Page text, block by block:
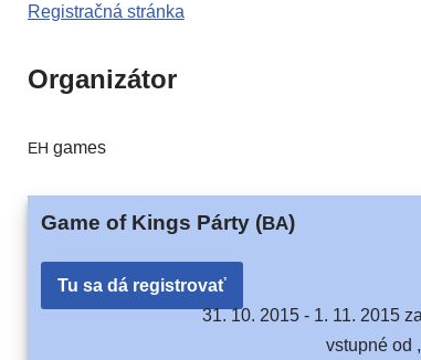
Registračná strán­ka
Organizátor
EH games
Game of Kings Párty (BA)
Tu sa dá registrovať
31. 10. 2015 - 1. 11. 2015
vstup­né od